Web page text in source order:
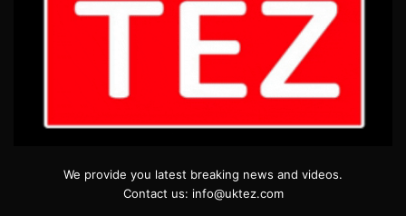
We provide you latest breaking news and videos.
Contact us: info@uktez.com